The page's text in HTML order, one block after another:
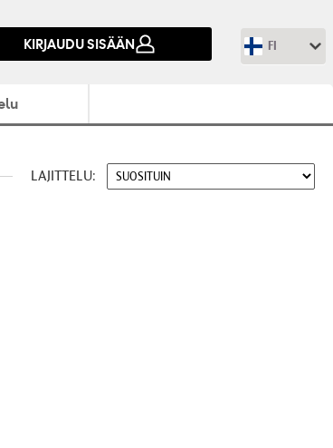
KIRJAUDU SISÄÄN FI
LAJITTELU: